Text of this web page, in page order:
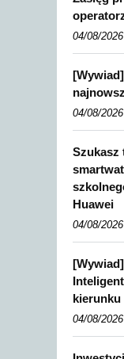
04/08/2026
04/08/2026
Szukasz
Huawei
04/08/2026
kierunku
04/08/2026